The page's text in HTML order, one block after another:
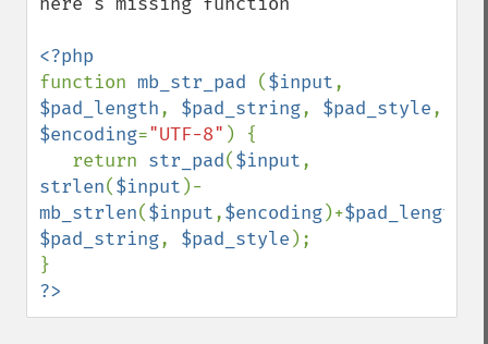
function mb_str_pad ($input
$pad_length, $pad_string, $pad_style
$encoding="UTF-8" ) {
   return
str_pad($input
strlen($input )-
mb_strlen($input,$encoding)+$pad_length
$pad_string, $pad_style );
?>